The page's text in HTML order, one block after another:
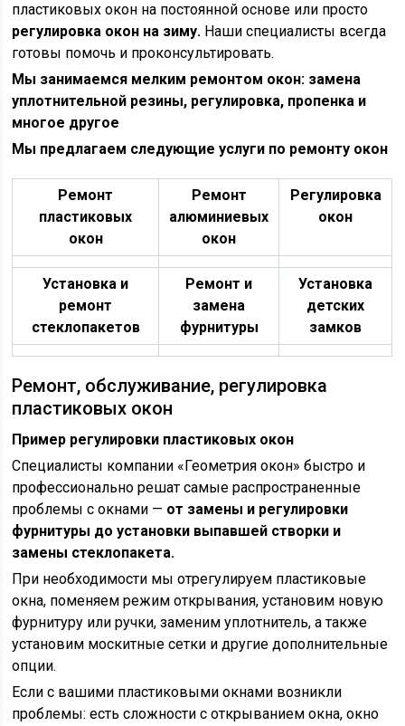
пластиковых окон на постоянной основе или просто
регулировка окон на зиму. Наши специалисты всегда
готовы помочь и проконсультировать.
Мы занимаемся мелким ремонтом окон: замена
уплотнительной резины, регулировка, пропенка и
многое другое
Мы предлагаем следующие услуги по ремонту окон
Ремонт
пластиковых
окон
Ремонт
алюминиевых
окон
Регулировка
окон
Установка и
ремонт
стеклопакетов
Ремонт и
замена
фурнитуры
Установка
детских
замков
Ремонт, обслуживание, регулировка
пластиковых окон
Пример регулировки пластиковых окон
Специалисты компании «Геометрия окон» быстро и
профессионально решат самые распространенные
проблемы с окнами — от замены и регулировки
фурнитуры до установки выпавшей створки и
замены стеклопакета.
При необходимости мы отрегулируем пластиковые
окна, поменяем режим открывания, установим новую
фурнитуру или ручки, заменим уплотнитель, а также
установим москитные сетки и другие дополнительные
опции.
Если с вашими пластиковыми окнами возникли
проблемы: есть сложности с открыванием окна, окно